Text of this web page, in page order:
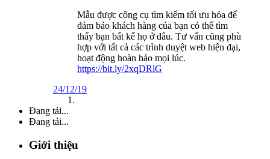
Mẫu được công cụ tìm kiếm tối ưu hóa để
đảm bảo khách hàng của bạn có thể tìm
thấy bạn bất kể họ ở đâu. Tư vấn cũng phù
hợp với tất cả các trình duyệt web hiện đại,
hoạt động hoàn hảo mọi lúc.
https://bit.ly/2xqDRlG
24/12/19
Đang tải...
Đang tải...
Giới thiệu